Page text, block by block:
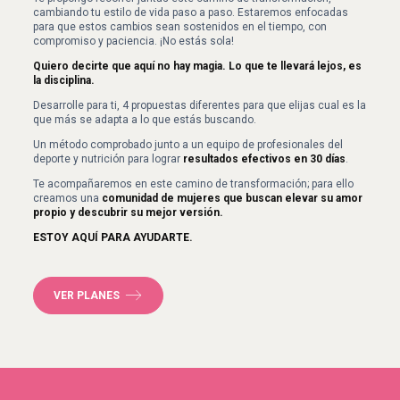
cambiando tu estilo de vida paso a paso. Estaremos enfocadas
para que estos cambios sean sostenidos en el tiempo, con
compromiso y paciencia. ¡No estás sola!
Quiero decirte que aquí no hay magia. Lo que te llevará lejos, es
la disciplina.
Desarrolle para ti, 4 propuestas diferentes para que elijas cual es la
que más se adapta a lo que estás buscando.
Un método comprobado junto a un equipo de profesionales del
deporte y nutrición para lograr resultados efectivos en 30 días.
Te acompañaremos en este camino de transformación; para ello
creamos una comunidad de mujeres que buscan elevar su amor
propio y descubrir su mejor versión.
ESTOY AQUÍ PARA AYUDARTE.
VER PLANES